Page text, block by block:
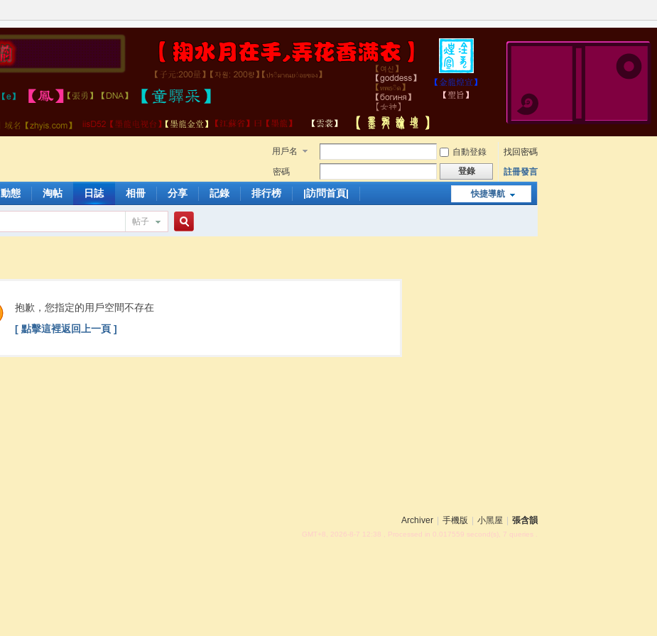
用戶名 自動登錄
找回密碼
密碼
登錄 註冊發言
快捷導航
動態 淘帖 日誌 相冊 分享 記錄 排行榜 |訪問首頁|
帖子
抱歉，您指定的用戶空間不存在
[ 點擊這裡返回上一頁 ]
Archiver 手機版 小黑屋 張含韻
GMT+8, 2026-8-7 12:38 , Processed in 0.017559 second(s), 7 queries .